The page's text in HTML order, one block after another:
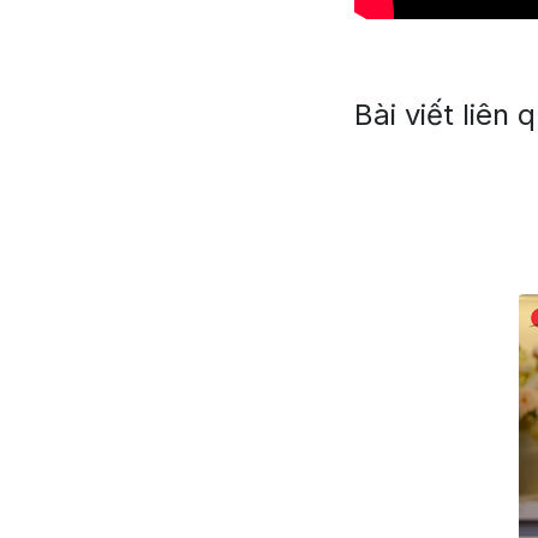
Bài viết liên